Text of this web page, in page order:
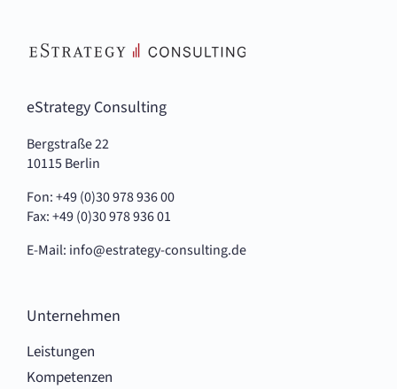
eStrategy Consulting
Bergstraße 22
10115 Berlin
Fon: +49 (0)30 978 936 00
Fax: +49 (0)30 978 936 01
E-Mail: info@estrategy-consulting.de
Unternehmen
Leistungen
Kompetenzen